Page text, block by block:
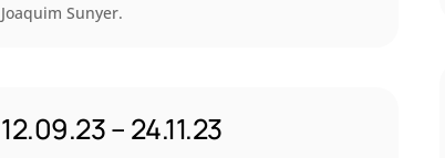
Joaquim Sunyer.
12.09.23 – 24.11.23